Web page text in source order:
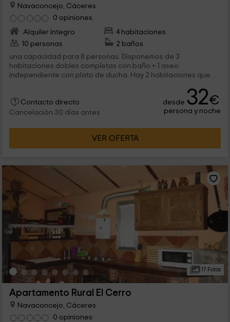
Navaconcejo, Cáceres
0 opiniones
Alquiler íntegro
4 habitaciones
10 personas
2 baños
una capacidad para 8 personas. Disponemos de 3
habitaciones dobles completas con baño + 1 aseo
independiente con plato de ducha. Hay 2 habitaciones que
Contacto directo
Cancelación 30 días antes
desde 32€
persona y noche
VER OFERTA
17 Fotos
Apartamento Rural El Cerro
Navaconcejo, Cáceres
0 opiniones